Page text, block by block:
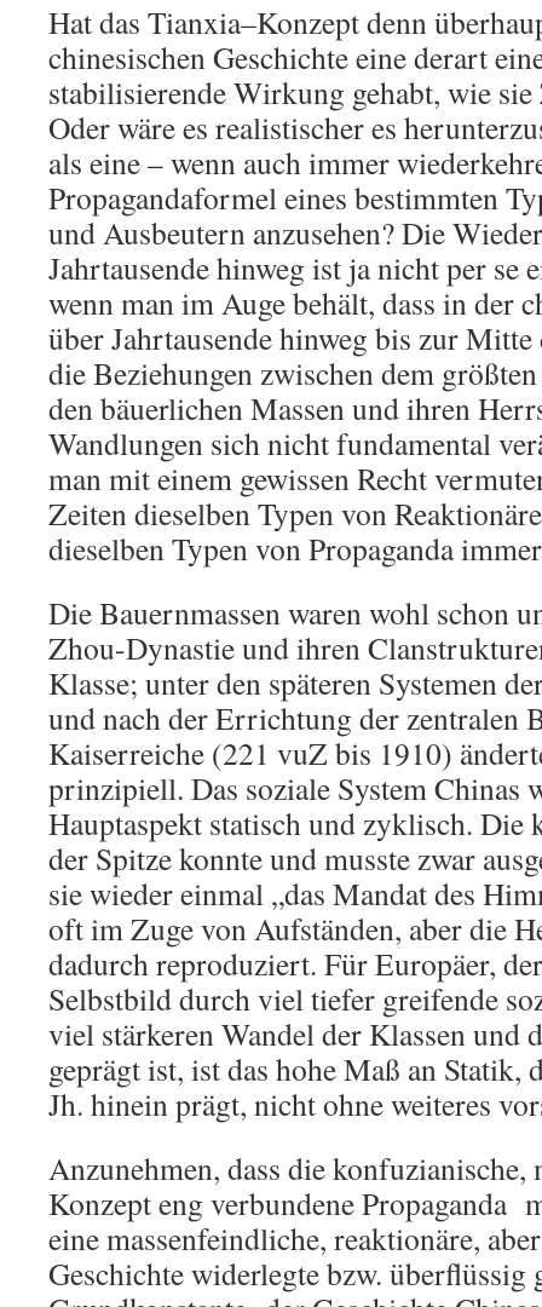
Hat das Tianxia–Konzept denn
chinesischen Geschichte eine derart
stabilisierende Wirkung gehabt, wie
Oder wäre es realistischer es
als eine – wenn auch immer
Propagandaformel eines bestimmten
und Ausbeutern anzusehen? Die
Jahrtausende hinweg ist ja nicht per se
wenn man im Auge behält, dass in der
über Jahrtausende hinweg bis zur
die Beziehungen zwischen dem
den bäuerlichen Massen und ihren
Wandlungen sich nicht fundamental
man mit einem gewissen Recht
Zeiten dieselben Typen von
dieselben Typen von Propaganda
Die Bauernmassen waren wohl schon
Zhou-Dynastie und ihren
Klasse; unter den späteren Systemen
und nach der Errichtung der zentralen
Kaiserreiche (221 vuZ bis 1910)
prinzipiell. Das soziale System Chinas
Hauptaspekt statisch und zyklisch. Die
der Spitze konnte und musste zwar
sie wieder einmal „das Mandat des
oft im Zuge von Aufständen, aber die
dadurch reproduziert. Für Europäer,
Selbstbild durch viel tiefer greifende
viel stärkeren Wandel der Klassen und
geprägt ist, ist das hohe Maß an Statik,
Jh. hinein prägt, nicht ohne weiteres
Anzunehmen, dass die
Konzept eng verbundene Propaganda
eine massenfeindliche, reaktionäre,
Geschichte widerlegte bzw. überflüssig